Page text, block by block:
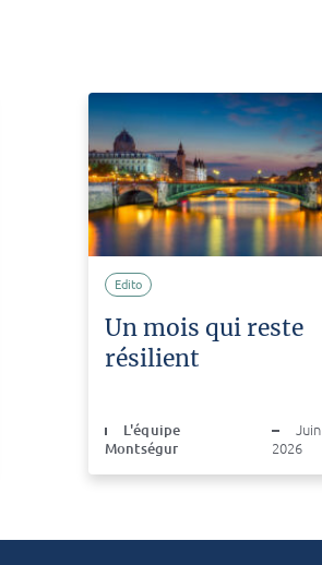
Edito
Un mois qui reste
résilient
L'équipe
Montségur
Juin
2026